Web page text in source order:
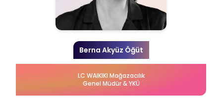
Berna Akyüz Öğüt
LC WAIKIKI Mağazacılık
Genel Müdür & YKÜ